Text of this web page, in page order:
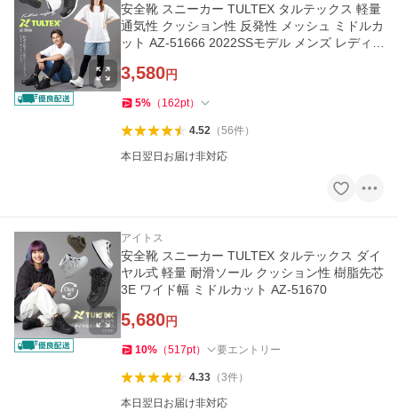
安全靴 スニーカー TULTEX タルテックス 軽量
通気性 クッション性 反発性 メッシュ ミドルカ
ット AZ-51666 2022SSモデル メンズ レディ
3,580円
5% （ 162pt）
4.52（56件）
本日翌日お届け非対応
アイトス
安全靴 スニーカー TULTEX タルテックス ダイ
ヤル式 軽量 耐滑ソール クッション性 樹脂先芯
3E ワイド幅 ミドルカット AZ-51670
5,680円
10% （517pt） 要エントリー
4.33（3件）
本日翌日お届け非対応